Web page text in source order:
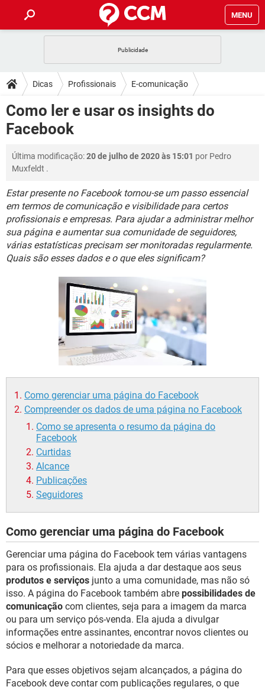
MENU
CELULAR FACEBOOK
OUTLOOK EXCEL
INSTAGRAM
DICAS
JOGOS
CELULAR FACEBOOK
INSTAGRAM GMAIL
DOWNLOADS
JOGOS
OUTLOOK
INSTAGRAM
GUIA DE COMPRAS
FÓRUM
JOGOS WHATSAPP
OUTLOOK EXCEL
INSTAGRAM GMAIL
GUIA DE COMPRAS
GLOSSÁRIO
JOGOS
CELULAR FACEBOOK
OUTLOOK EXCEL
INSTAGRAM GMAIL
Dicas Profissionais E-comunicação
Como ler e usar os insights do
Facebook
Última modificação:20 de julho de 2020 às 15:01 por Pedro
Muxfeldt .
Estar presente no Facebook tornou-se um passo essencial
em termos de comunicação e visibilidade para certos
profissionais e empresas. Para ajudar a administrar melhor
sua página e aumentar sua comunidade de seguidores,
várias estatísticas precisam ser monitoradas regularmente.
Quais são esses dados e o que eles significam?
Como gerenciar uma página do Facebook
Compreender os dados de uma página no Facebook
Como se apresenta o resumo da página do
Facebook
Curtidas
Alcance
Publicações
Seguidores
Como gerenciar uma página do Facebook
Gerenciar uma página do Facebook tem várias vantagens
para os profissionais. Ela ajuda a dar destaque aos seus
produtos e serviços junto a uma comunidade, mas não só
isso. A página do Facebook também abre possibilidades de
comunicação com clientes, seja para a imagem da marca
ou para um serviço pós-venda. Ela ajuda a divulgar
informações entre assinantes, encontrar novos clientes ou
sócios e melhorar a notoriedade da marca.
Para que esses objetivos sejam alcançados, a página do
Facebook deve contar com publicações regulares, o que